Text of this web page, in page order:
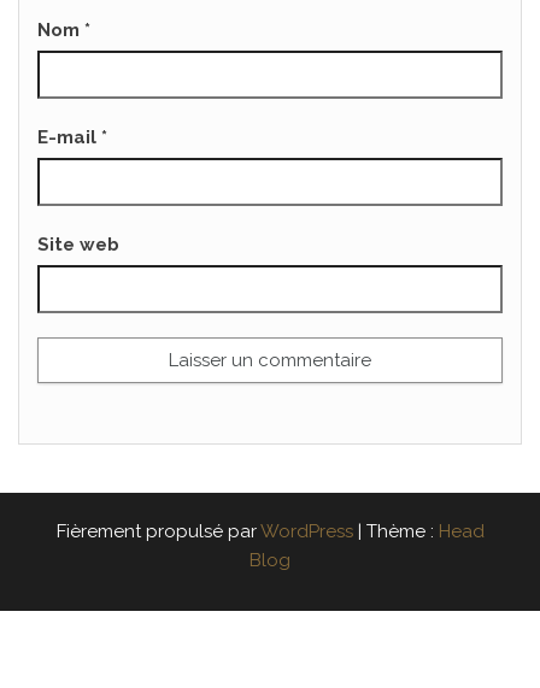
Nom *
E-mail *
Site web
Fièrement propulsé parWordPress | Thème : Head
Blog